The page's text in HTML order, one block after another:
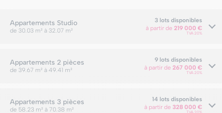
Appartements Studio
de 30.03 m² à 32.07 m²
3 lots disponibles
à partir de 219 000 €
TVA 20%
Appartements 2 pièces
de 39.67 m² à 49.41 m²
9 lots disponibles
à partir de 267 000 €
TVA 20%
Appartements 3 pièces
de 58.23 m² à 70.38 m²
14 lots disponibles
à partir de 328 000 €